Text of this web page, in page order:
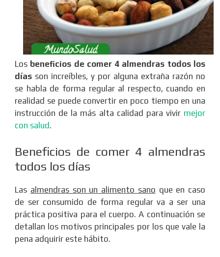
Los beneficios de comer 4 almendras todos los
días son increíbles, y por alguna extraña razón no
se habla de forma regular al respecto, cuando en
realidad se puede convertir en poco tiempo en una
instrucción de la más alta calidad para vivir mejor
con salud .
Beneficios de comer 4 almendras
todos los días
Las almendras son un alimento sano que en caso
de ser consumido de forma regular va a ser una
práctica positiva para el cuerpo. A continuación se
detallan los motivos principales por los que vale la
pena adquirir este hábito.